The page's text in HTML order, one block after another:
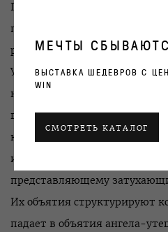
Печальный гитарист
проваливается в ошалевшую
рядами стоящую перед ним,
Упаднический образ и
напоминают Джона Фрушанте
гитаристу приставлен
который удерживает его от
и окончательного в себя.
представляющему
Их объятия структурируют
падает в объятия ангела-
МЕЧТЫ
ВЫСТАВКА ШЕДЕВРОВ С
WIN
СМОТРЕТЬ КАТАЛОГ